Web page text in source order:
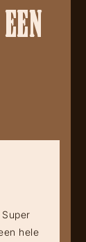
hele